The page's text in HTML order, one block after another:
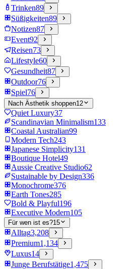
Trinken89
Süßigkeiten89
Notizen87
Event92
Reisen73
Lifestyle60
Gesundheit87
Outdoor76
Spiel76
Nach Ästhetik shoppen12
Quiet Luxury37
Scandinavian Minimalism133
Coastal Australian99
Modern Tech243
Japanese Simplicity131
Boutique Hotel49
Aussie Creative Studio62
Sustainable by Design336
Monochrome376
Earth Tones285
Bold & Playful196
Executive Modern105
Für wen ist es?15
Alltag3,208
Premium1,134
Luxus14
Junge Berufstätige1,475